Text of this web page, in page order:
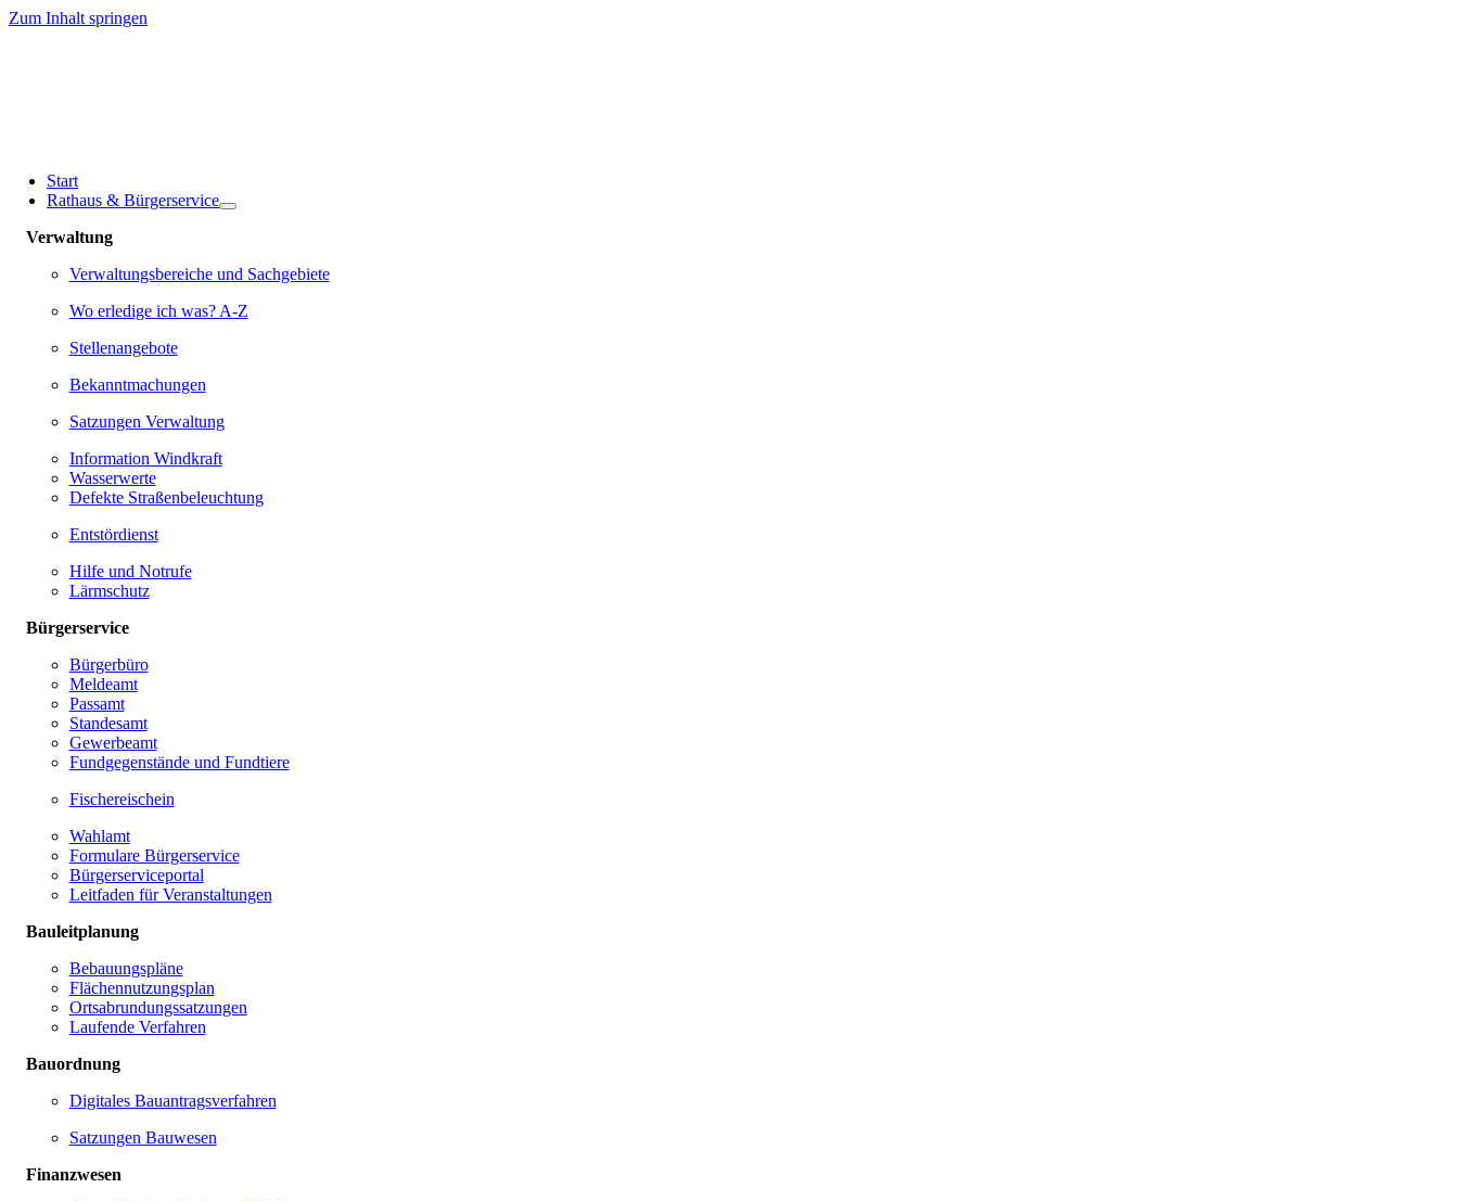
Zum Inhalt springen
Start
Rathaus & Bürgerservice
Verwaltung
Verwaltungsbereiche und Sachgebiete
Wo erledige ich was? A-Z
Stellenangebote
Bekanntmachungen
Satzungen Verwaltung
Information Windkraft
Wasserwerte
Defekte Straßenbeleuchtung
Entstördienst
Hilfe und Notrufe
Lärmschutz
Bürgerservice
Bürgerbüro
Meldeamt
Passamt
Standesamt
Gewerbeamt
Fundgegenstände und Fundtiere
Fischereischein
Wahlamt
Formulare Bürgerservice
Bürgerserviceportal
Leitfaden für Veranstaltungen
Bauleitplanung
Bebauungspläne
Flächennutzungsplan
Ortsabrundungssatzungen
Laufende Verfahren
Bauordnung
Digitales Bauantragsverfahren
Satzungen Bauwesen
Finanzwesen